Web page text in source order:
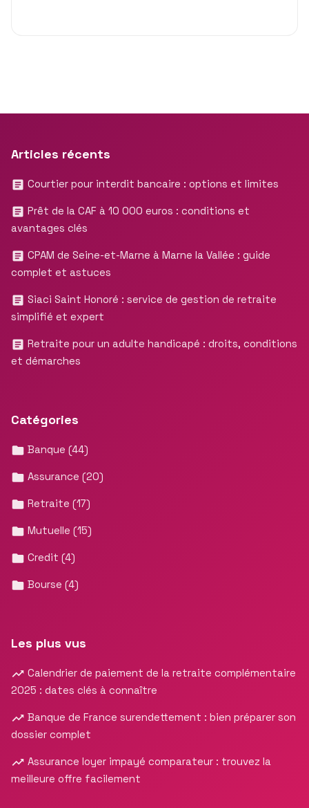
Articles récents
Courtier pour interdit bancaire : options et limites
Prêt de la CAF à 10 000 euros : conditions et
avantages clés
CPAM de Seine-et-Marne à Marne la Vallée : guide
complet et astuces
Siaci Saint Honoré : service de gestion de retraite
simplifié et expert
Retraite pour un adulte handicapé : droits, conditions
et démarches
Catégories
Banque (44)
Assurance (20)
Retraite (17)
Mutuelle (15)
Credit (4)
Bourse (4)
Les plus vus
Calendrier de paiement de la retraite complémentaire
2025 : dates clés à connaître
Banque de France surendettement : bien préparer son
dossier complet
Assurance loyer impayé comparateur : trouvez la
meilleure offre facilement